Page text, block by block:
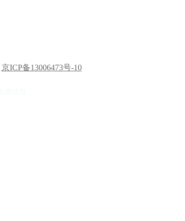
京ICP备13006473号-10